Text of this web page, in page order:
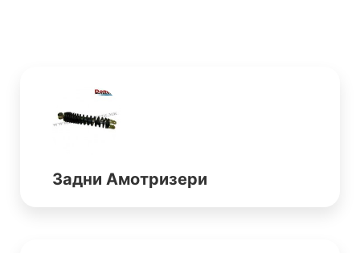
Задни Амотризери